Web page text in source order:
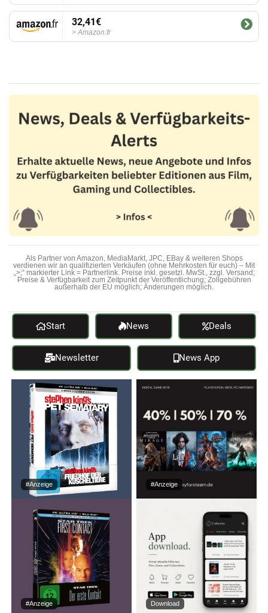
32,41€
Amazon.fr
Als Partner von Amazon, MediaMarkt, JPC, EBay & weiteren Shops
verdienen wir an qualifizierten Verkäufen (ohne Mehrkosten für euch) – Mit
„>;“ markierter Link = Partnerlink. Preise inkl. gesetzl. MwSt., zzgl. Versand;
Preise & Verfügbarkeit zum Zeitpunkt der Veröffentlichung; Zollgebühren
außerhalb der EU möglich; Änderungen möglich.
Start News Deals
Newsletter News App
#Anzeige #Anzeige
#Anzeige Download